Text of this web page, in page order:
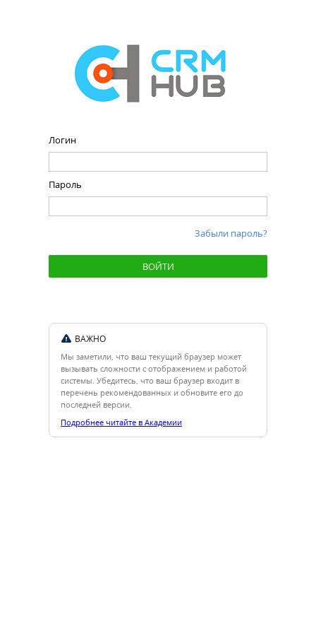
Логин
Пароль
Забыли пароль?
ВОЙТИ
ВАЖНО
Мы заметили, что ваш текущий браузер может
вызывать сложности с отображением и работой
системы. Убедитесь, что ваш браузер входит в
перечень рекомендованных и обновите его до
последней версии.
Подробнее читайте в Академии